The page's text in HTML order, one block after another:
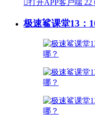
打开APP客户端 22
极速鲨课堂13：